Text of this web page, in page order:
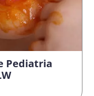
Pediatria